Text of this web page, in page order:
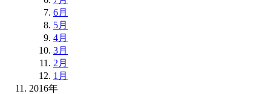
6月
5月
4月
3月
2月
1月
2016年